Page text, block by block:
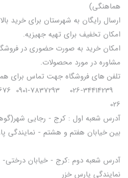
هماهنگی)
ارسال رایگان به شهرستان برای خرید بالای 500 میلیون
امکان تخفیف برای تهیه جهیزیه.
امکان خرید به صورت حضوری در
مشاوره در مورد محصولات.
026
آدرس شعبه اول : کرج - رجایی
بین خیابان هفتم و هشتم - نمایندگی
آدرس شعبه دوم :کرج - خیابان
نمایندگی پارس خزر